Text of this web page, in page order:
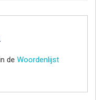
de Woordenlijst